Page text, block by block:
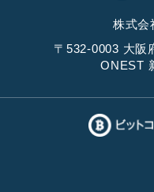
株式会
〒532-0003 大阪
ONEST